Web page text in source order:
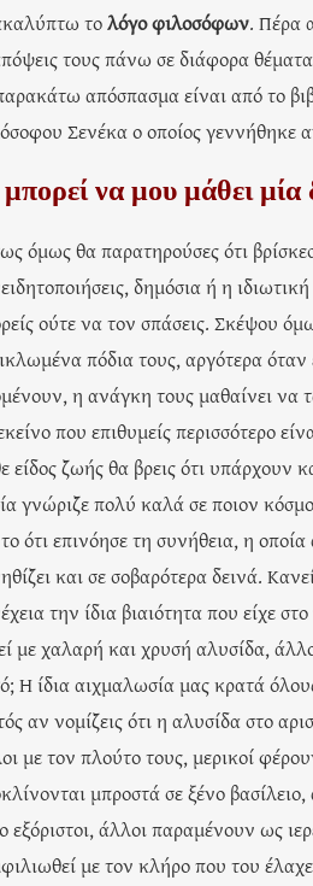
τολόγο φιλοσόφων. Πέρα
τους πάνω σε διάφορα
απόσπασμα είναι από το
Σενέκα ο οποίος γεννήθηκε
να μου μάθει
όμως θα παρατηρούσες ότι
δημόσια ή η
ούτε να τον σπάσεις. Σκέψου
πόδια τους, αργότερα
η ανάγκη τους μαθαίνει να
που επιθυμείς περισσότερο
είδος ζωής θα βρεις ότι υπάρχουν
γνώριζε πολύ καλά σε ποιον κόσμο
ότι επινόησε τη συνήθεια, η
και σε σοβαρότερα δεινά.
την ίδια βιαιότητα που είχε
με χαλαρή και χρυσή αλυσίδα,
Η ίδια αιχμαλωσία μας κρατά
αν νομίζεις ότι η αλυσίδα στο
με τον πλούτο τους, μερικοί
μπροστά σε ξένο
εξόριστοι, άλλοι παραμένουν ως
με τον κλήρο που του